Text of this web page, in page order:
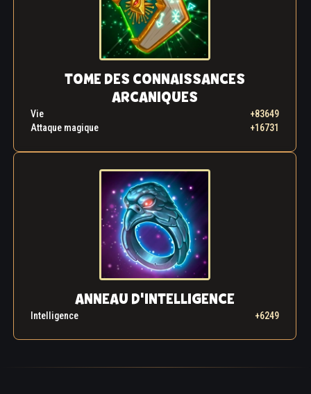
TOME DES CONNAISSANCES
ARCANIQUES
Vie
+83649
Attaque magique
+16731
ANNEAU D'INTELLIGENCE
Intelligence +6249